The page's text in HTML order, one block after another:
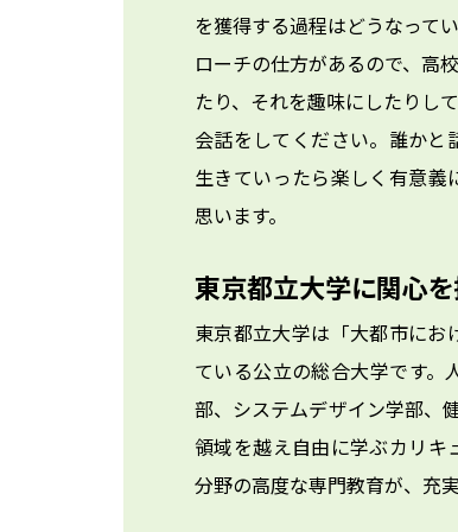
を獲得する過程はどうなって
ローチの仕方があるので、高
たり、それを趣味にしたりし
会話をしてください。誰かと
生きていったら楽しく有意義
思います。
東京都立大学に関心
東京都立大学は「大都市にお
ている公立の総合大学です。
部、システムデザイン学部、
領域を越え自由に学ぶカリキ
分野の高度な専門教育が、充